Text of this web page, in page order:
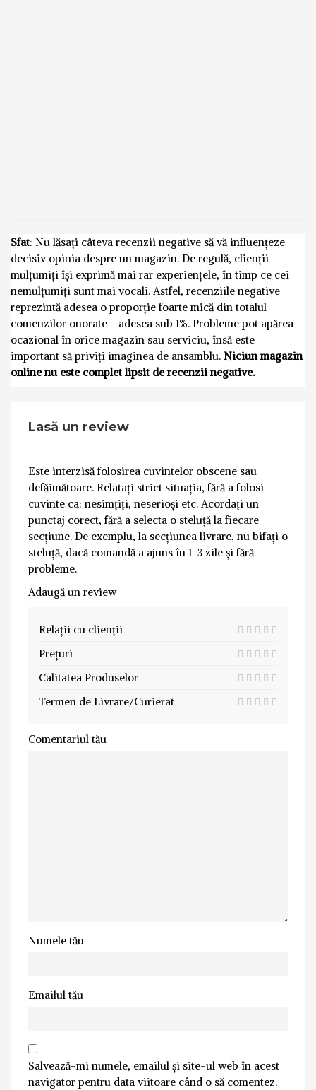
Sfat: Nu lăsați câteva recenzii negative să vă influențeze
decisiv opinia despre un magazin. De regulă, clienții
mulțumiți își exprimă mai rar experiențele, în timp ce cei
nemulțumiți sunt mai vocali. Astfel, recenziile negative
reprezintă adesea o proporție foarte mică din totalul
comenzilor onorate - adesea sub 1%. Probleme pot apărea
ocazional în orice magazin sau serviciu, însă este
important să priviți imaginea de ansamblu. Niciun magazin
online nu este complet lipsit de recenzii negative.
Lasă un review
Este interzisă folosirea cuvintelor obscene sau
defăimătoare. Relatați strict situația, fără a folosi
cuvinte ca: nesimțiți, neserioși etc. Acordați un
punctaj corect, fără a selecta o steluță la fiecare
secțiune. De exemplu, la secțiunea livrare, nu bifați o
steluță, dacă comandă a ajuns în 1-3 zile și fără
probleme.
Adaugă un review
Relații cu clienții
Prețuri
Calitatea Produselor
Termen de Livrare/Curierat
Comentariul tău
Numele tău
Emailul tău
Salvează-mi numele, emailul și site-ul web în acest
navigator pentru data viitoare când o să comentez.